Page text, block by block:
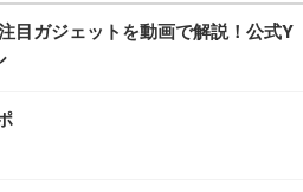
目ガジェットを動画で解説！公式Y